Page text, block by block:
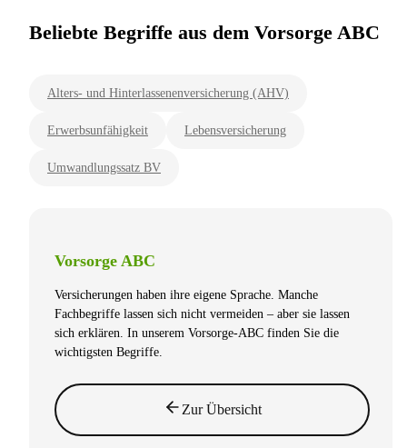
Beliebte Begriffe aus dem Vorsorge ABC
Alters- und Hinterlassenenversicherung (AHV)
Erwerbsunfähigkeit Lebensversicherung
Umwandlungssatz BV
Vorsorge ABC
Versicherungen haben ihre eigene Sprache. Manche
Fachbegriffe lassen sich nicht vermeiden – aber sie lassen
sich erklären. In unserem Vorsorge-ABC finden Sie die
wichtigsten Begriffe.
Zur Übersicht